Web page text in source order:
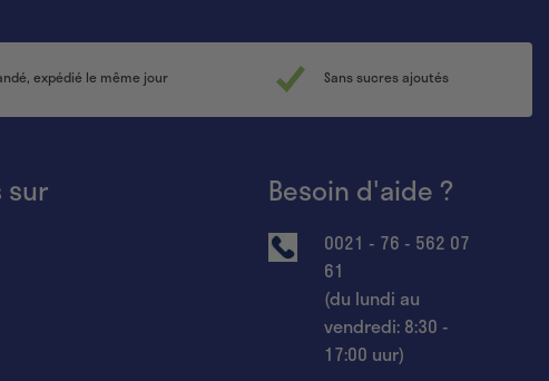
expédié le même jour Sans sucres ajoutés
sur Besoin d'aide ?
0021 - 76 - 562 07
61
(du lundi au
vendredi: 8:30 -
17:00 uur)